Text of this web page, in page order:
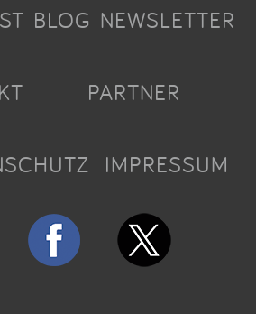
BLOG NEWSLETTER
PARTNER
IMPRESSUM